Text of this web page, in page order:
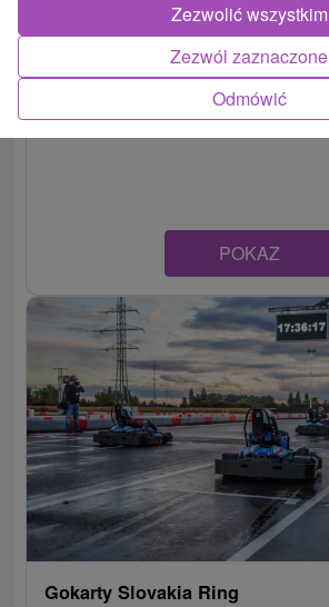
Fibo karting Nové Zámky
Nitriansky kraj -Nové Zámky
POKAZ
Gokarty Slovakia Ring
Odmówić
Zezwól zaznaczone
Zezwolić wszystkim